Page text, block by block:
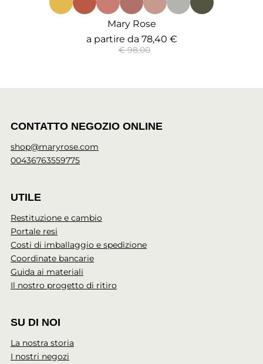
Mary Rose
a partire da 78,40 €
€ 98,00
CONTATTO NEGOZIO ONLINE
shop@maryrose.com
00436763559775
UTILE
Restituzione e cambio
Portale resi
Costi di imballaggio e spedizione
Coordinate bancarie
Guida ai materiali
Il nostro progetto di ritiro
SU DI NOI
La nostra storia
I nostri negozi